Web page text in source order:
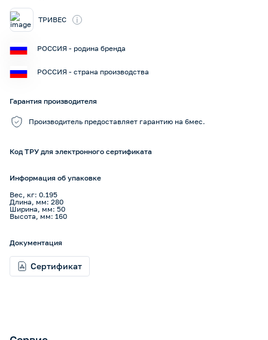
ТРИВЕС i
РОССИЯ - родина бренда
РОССИЯ - страна производства
Гарантия производителя
Производитель предоставляет гарантию на 6мес.
Код ТРУ для электронного сертификата
Информация об упаковке
Вес, кг: 0.195
Длина, мм: 280
Ширина, мм: 50
Высота, мм: 160
Документация
Сертификат